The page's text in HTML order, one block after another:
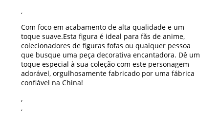
,
Com foco em acabamento de alta qualidade e um
toque suave.Esta figura é ideal para fãs de anime,
colecionadores de figuras fofas ou qualquer pessoa
que busque uma peça decorativa encantadora. Dê um
toque especial à sua coleção com este personagem
adorável, orgulhosamente fabricado por uma fábrica
confiável na China!
,
,